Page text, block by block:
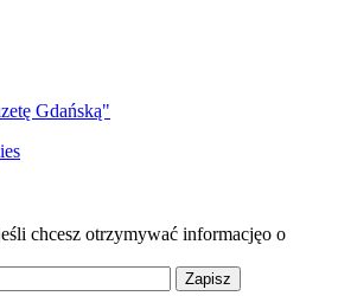
Gdańską"
chcesz otrzymywać informacjęo o
Zapisz